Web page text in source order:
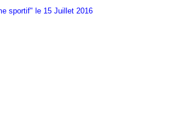
le 15 Juillet 2016